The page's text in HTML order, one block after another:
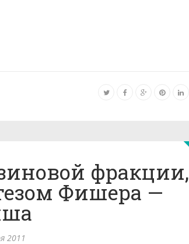
фракции,
Фишера —
2011